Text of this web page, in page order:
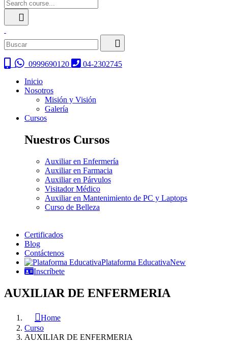
0999690120
04-2302745
Inicio
Nosotros
Misión y Visión
Galería
Cursos
Nuestros Cursos
Auxiliar en Enfermería
Auxiliar en Farmacia
Auxiliar en Párvulos
Visitador Médico
Auxiliar en Mantenimiento de PC y Laptops
Curso de Belleza
Certificados
Blog
Contáctenos
Plataforma EducativaNew
Inscríbete
AUXILIAR DE ENFERMERIA
Home
Curso
AUXILIAR DE ENFERMERIA